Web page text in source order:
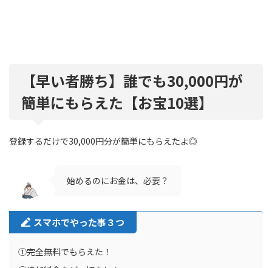
【早い者勝ち】誰でも30,000円が
簡単にもらえた【お宝10選】
登録するだけで30,000円分が簡単にもらえたよ◎
始めるのにお金は、必要？
スマホでやった事３つ
①完全無料でもらえた！